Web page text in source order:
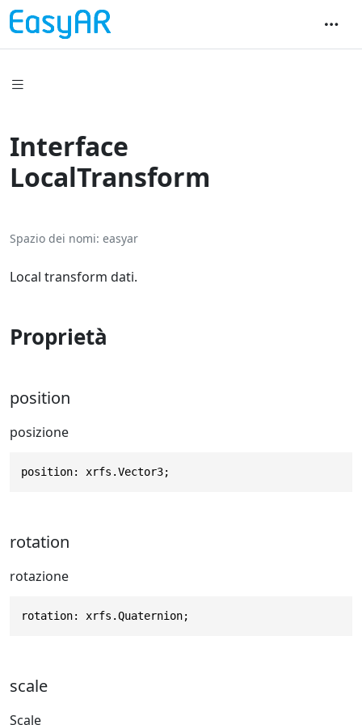
Interface
LocalTransform
Spazio dei nomi easyar
Local transform dati.
Proprietà
position
posizione
position: xrfs.Vector3;
rotation
rotazione
rotation: xrfs.Quaternion;
scale
Scale